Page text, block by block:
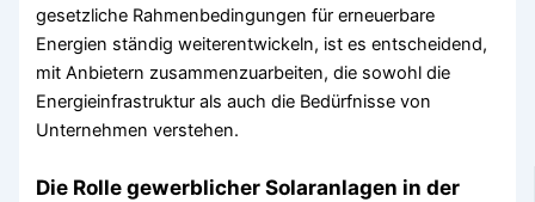
gesetzliche Rahmenbedingungen für erneuerbare
Energien ständig weiterentwickeln, ist es entscheidend,
mit Anbietern zusammenzuarbeiten, die sowohl die
Energieinfrastruktur als auch die Bedürfnisse von
Unternehmen verstehen.
Die Rolle gewerblicher Solaranlagen in der